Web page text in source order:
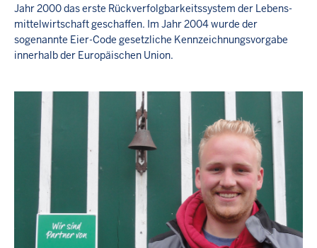
Jahr 2000 das erste Rück­ver­folg­barkeits­system der Lebens­
mittel­wirt­schaft geschaffen. Im Jahr 2004 wurde der
sogenannte Eier-Code gesetzliche Kenn­zeichnungs­vorgabe
innerhalb der Euro­päischen Union.